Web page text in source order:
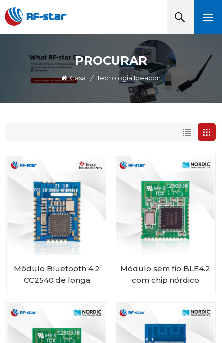
PROCURAR
Casa / Tecnologia Ibeacon
Módulo Bluetooth 4.2
CC2540 de longa
Módulo sem fio BLE4.2
com chip nórdico